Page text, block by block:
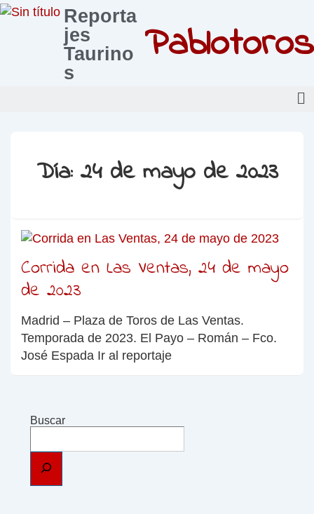
Reporta
jes
Taurino
s
Pablotoros
Día: 24 de mayo de 2023
Corrida en Las Ventas, 24 de mayo
de 2023
Madrid – Plaza de Toros de Las Ventas.
Temporada de 2023. El Payo – Román – Fco.
José Espada Ir al reportaje
Buscar